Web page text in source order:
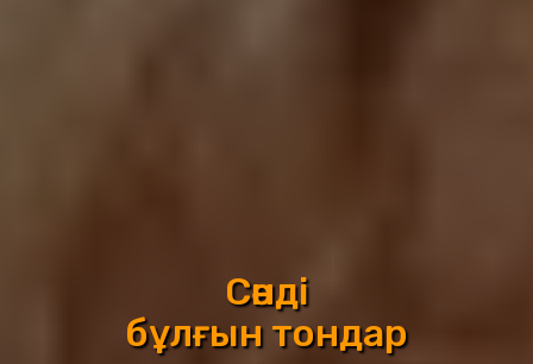
Сәнді
бұлғын тондар